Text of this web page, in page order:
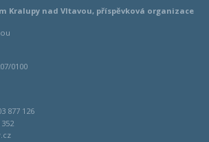
Kralupy nad Vltavou, příspěvková organizace
0100
877 126